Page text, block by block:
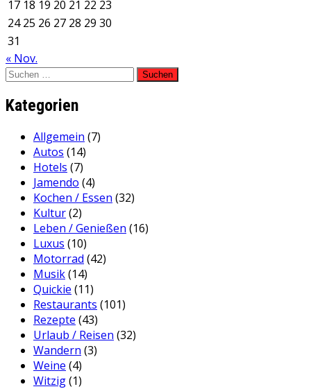
17 18 19 20 21 22 23
24 25 26 27 28 29 30
31
« Nov.
Suchen
Kategorien
Allgemein (7)
Autos (14)
Hotels (7)
Jamendo (4)
Kochen / Essen (32)
Kultur(2)
Leben / Genießen (16)
Luxus (10)
Motorrad (42)
Musik(14)
Quickie (11)
Restaurants (101)
Rezepte (43)
Urlaub / Reisen (32)
Wandern (3)
Weine (4)
Witzig(1)